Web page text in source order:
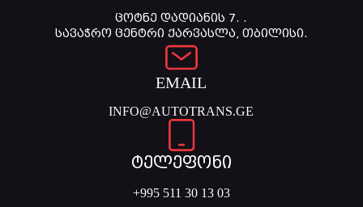
ცოტნე დადიანის 7. .
სავაჭრო ცენტრი ქარვასლა, თბილისი.
EMAIL
INFO@AUTOTRANS.GE
ტელეფონი
+995 511 30 13 03